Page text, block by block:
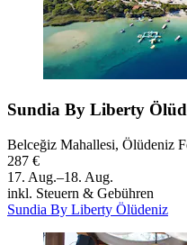
Sundia By Liberty
Belceğiz Mahallesi, Ölüdeniz
287 €
17. Aug.–18. Aug.
inkl. Steuern & Gebühren
Sundia By Liberty Ölüdeniz